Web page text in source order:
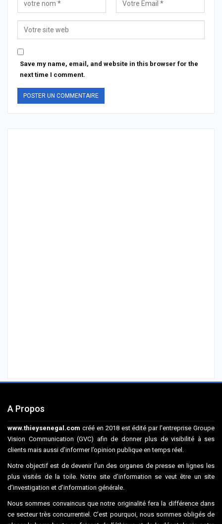
Save my name, email, and website in this browser for the
next time I comment.
A Propos
www.thieysenegal.com créé en 2018 est édité par l’entreprise Groupe
Vision Communication (GVC) afin de donner plus de visibilité à ses
clients mais aussi d’informer l’opinion publique en temps réel.
Notre objectif est de devenir l’un des organes de presse en lignes les
plus visités de la toile. Notre site d’information se veut être un site
d’investigation et d’information générale.
Nous sommes convaincus que notre originalité fera la différence dans
ce secteur très concurrentiel. C’est pourquoi, nous sommes obligés de